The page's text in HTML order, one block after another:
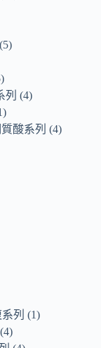
5
列
4
酸系列
4
列
1
4